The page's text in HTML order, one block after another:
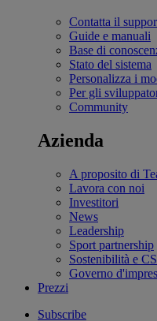
Contatta il
Guide e manuali
Base di
Stato del sistema
Personalizza i
Per gli
Community
Azienda
A proposito di
Lavora con noi
Investitori
News
Leadership
Sport partnership
Sostenibilità e
Governo
Prezzi
Subscribe